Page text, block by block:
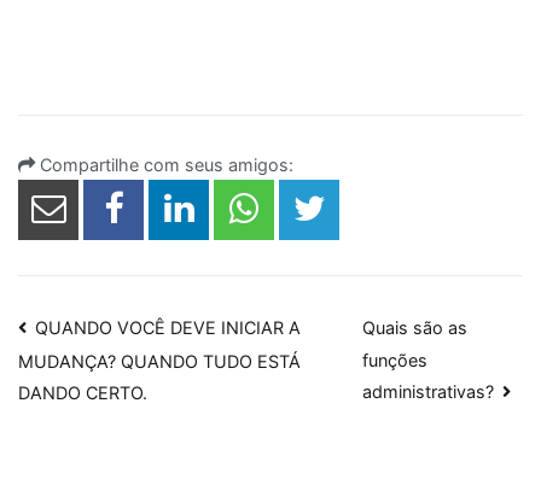
Compartilhe com seus amigos:
Navegação
de
QUANDO VOCÊ DEVE INICIAR A
MUDANÇA? QUANDO TUDO ESTÁ
DANDO CERTO.
Quais são as
funções
administrativas?